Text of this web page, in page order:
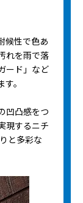
候性で色あ
れを雨で落
ード」など
。
凹凸感をつ
現するニチ
と多彩な